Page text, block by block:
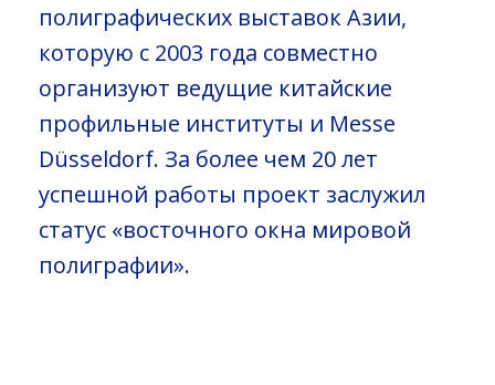
полиграфических выставок Азии,
которую с 2003 года совместно
организуют ведущие китайские
профильные институты и Messe
Düsseldorf. За более чем 20 лет
успешной работы проект заслужил
статус «восточного окна мировой
полиграфии».